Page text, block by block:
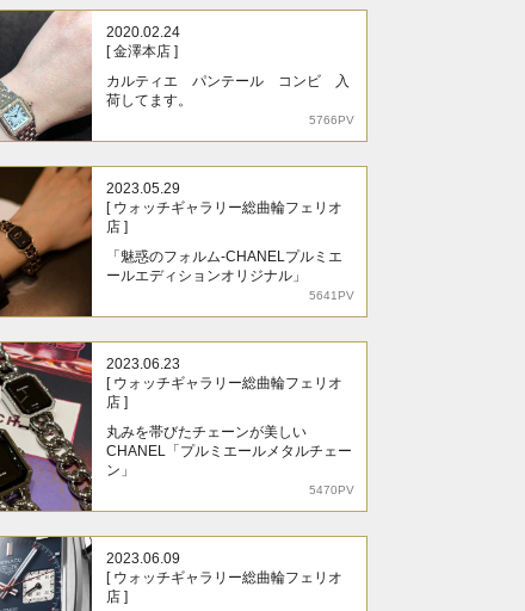
2020.02.24
[ 金澤本店 ]
カルティエ パンテール コンビ 入
荷してます。
5766PV
2023.05.29
[ ウォッチギャラリー総曲輪フェリオ
店 ]
「魅惑のフォルム-CHANELプルミエ
ールエディションオリジナル」
5641PV
2023.06.23
[ ウォッチギャラリー総曲輪フェリオ
店 ]
丸みを帯びたチェーンが美しい
CHANEL「プルミエールメタルチェー
ン」
5470PV
2023.06.09
[ ウォッチギャラリー総曲輪フェリオ
店 ]